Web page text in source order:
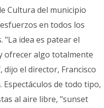
Cultura del municipio
en todos los
"La idea es patear el
ofrecer algo totalmente
dijo el director, Francisco
Espectáculos de todo tipo,
al aire libre, "sunset